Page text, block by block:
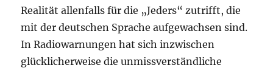
Realität allenfalls für die „Jeders“ zutrifft, die
mit der deutschen Sprache aufgewachsen sind.
In Radiowarnungen hat sich inzwischen
glücklicherweise die unmissverständliche